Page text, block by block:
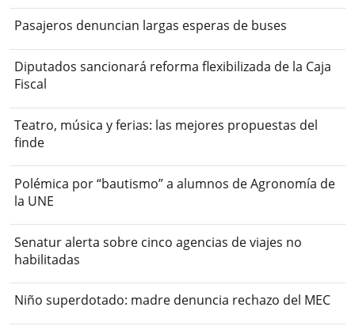
Pasajeros denuncian largas esperas de buses
Diputados sancionará reforma flexibilizada de la Caja
Fiscal
Teatro, música y ferias: las mejores propuestas del
finde
Polémica por “bautismo” a alumnos de Agronomía de
la UNE
Senatur alerta sobre cinco agencias de viajes no
habilitadas
Niño superdotado: madre denuncia rechazo del MEC